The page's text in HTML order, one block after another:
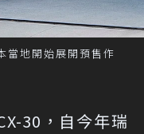
當地開始展開預售作
30，自今年瑞